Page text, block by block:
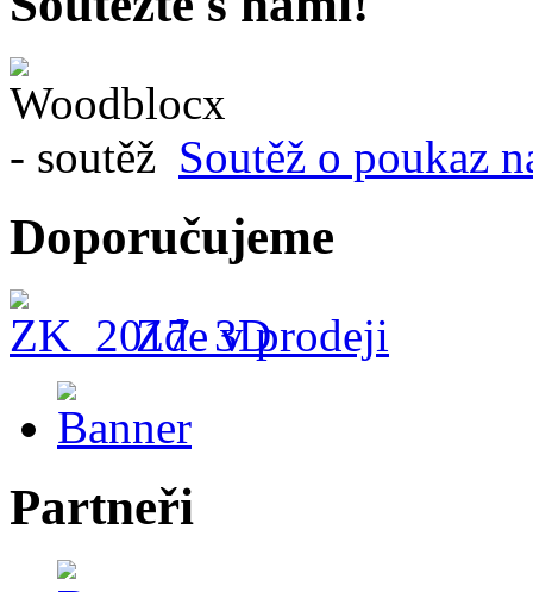
Soutěž o poukaz
Doporučujeme
Zde v prodeji
Partneři